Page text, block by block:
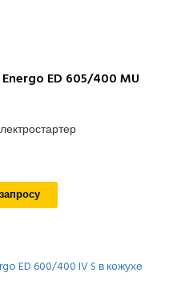
ED 605/400 MU